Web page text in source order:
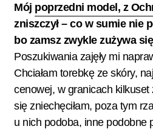
Mój poprzedni model, z
zniszczył – co w sumie nie
bo zamsz zwykle zużywa
Poszukiwania zajęły mi
Chciałam torebkę ze skóry,
cenowej, w granicach kilkuset
się zniechęciłam, poza tym
u nich podoba, inne podobne